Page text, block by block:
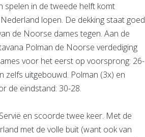
spelen in de tweede helft komt
lopen. De dekking staat goed
de Noorse dames tegen. Aan de
Polman de Noorse verdediging
voor het eerst op voorsprong: 26-
zelfs uitgebouwd. Polman (3x) en
de eindstand: 30-28.
en scoorde twee keer. Met de
met de volle buit (want ook van